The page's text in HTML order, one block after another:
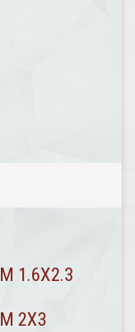
1.6Х2.3
2Х3